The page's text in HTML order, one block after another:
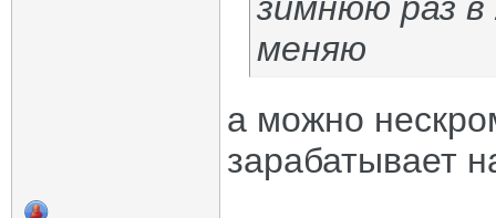
меняю
а можно
зарабатывает